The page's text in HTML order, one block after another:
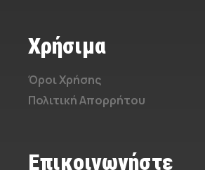
Χρήσιμα
Όροι Χρήσης
Πολιτική Απορρήτου
Επικοινωνήστε